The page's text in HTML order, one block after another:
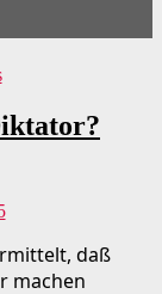
daß
machen